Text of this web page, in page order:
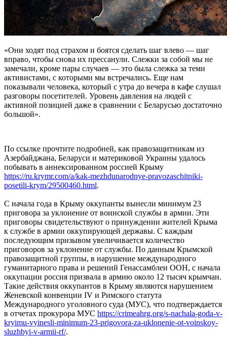
«Они ходят под страхом и боятся сделать шаг влево — шаг
вправо, чтобы снова их прессанули. Слежки за собой мы не
замечали, кроме пары случаев — это была слежка за теми
активистами, с которыми мы встречались. Еще нам
показывали человека, который с утра до вечера в кафе слушал
разговоры посетителей. Уровень давления на людей с
активной позицией даже в сравнении с Беларусью достаточно
большой».
По ссылке прочтите подробней, как правозащитникам из
Азербайджана, Беларуси и материковой Украины удалось
побывать в аннексированном россией Крыму
https://ru.krymr.com/a/kak-mezhdunarodnye-pravozaschitniki-
posetili-krym/29500460.html.
С начала года в Крыму оккупанты вынесли минимум 23
приговора за уклонение от воинской службы в армии. Эти
приговоры свидетельствуют о принуждении жителей Крыма
к службе в армии оккупирующей державы. С каждым
последующим призывом увеличивается количество
приговоров за уклонение от службы. По данным Крымской
правозащитной группы, в нарушение международного
гуманитарного права и решений Генассамблеи ООН, с начала
оккупации россия призвала в армию около 12 тысяч крымчан.
Такие действия оккупантов в Крыму являются нарушением
Женевской конвенции IV и Римского статута
Международного уголовного суда (МУС), что подтверждается
в отчетах прокурора МУС https://crimeahrg.org/s-nachala-goda-v-
kryimu-vyinesli-minimum-23-prigovora-za-uklonenie-ot-voinskoy-
sluzhbyi-v-armii-rf/.